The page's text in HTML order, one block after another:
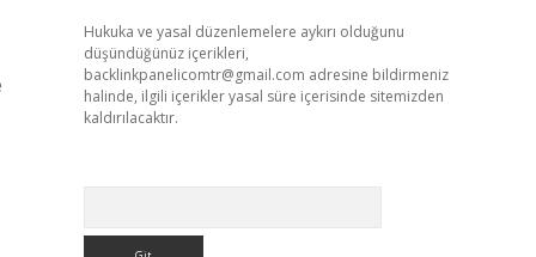
Hukuka ve yasal düzenlemelere aykırı olduğunu
düşündüğünüz içerikleri,
backlinkpanelicomtr@gmail.com adresine bildirmeniz
halinde, ilgili içerikler yasal süre içerisinde sitemizden
kaldırılacaktır.